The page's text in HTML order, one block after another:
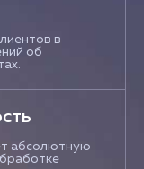
в
об
абсолютную